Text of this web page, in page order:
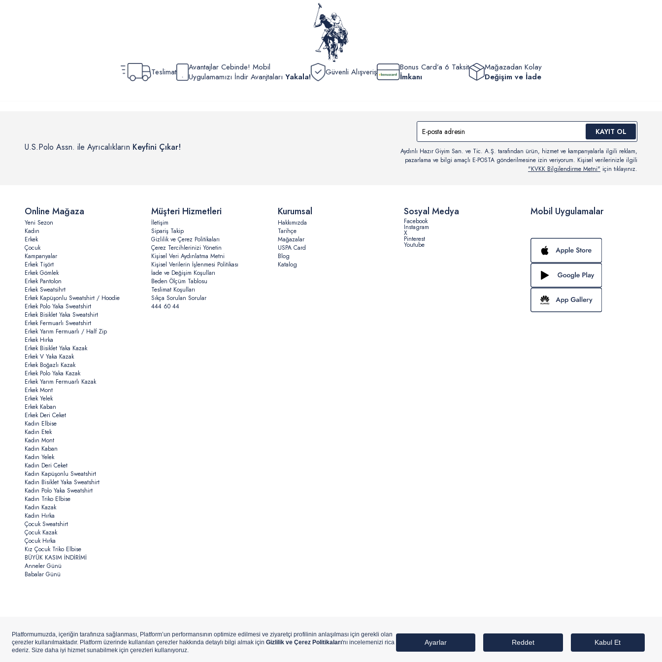
Teslimat
Avantajlar Cebinde! Mobil
Uygulamamızı İndir Avanjtaları Yakala! Güvenli Alışveriş
Bonus Card’a 6 Taksit
İmkanı
Mağazadan Kolay
Değişim ve İade
U.S.Polo Assn. ile Ayrıcalıkların Keyfini Çıkar!
KAYIT OL
Aydınlı Hazır Giyim San. ve Tic. A.Ş. tarafından ürün, hizmet ve kampanyalarla ilgili reklam,
pazarlama ve bilgi amaçlı E-POSTA gönderilmesine izin veriyorum. Kişisel verilerinizle ilgili
"KVKK Bilgilendirme Metni" için tıklayınız.
Mobil Uygulamalar
Online Mağaza
Yeni Sezon
Kadın
Erkek
Çocuk
Kampanyalar
Erkek Tişört
Erkek Gömlek
Erkek Pantolon
Erkek Sweatsihrt
Erkek Kapüşonlu Sweatshirt / Hoodie
Erkek Polo Yaka Sweatshirt
Erkek Bisiklet Yaka Sweatshirt
Erkek Fermuarlı Sweatshirt
Erkek Yarım Fermuarlı / Half Zip
Erkek Hırka
Erkek Bisiklet Yaka Kazak
Erkek V Yaka Kazak
Erkek Boğazlı Kazak
Erkek Polo Yaka Kazak
Erkek Yarım Fermuarlı Kazak
Erkek Mont
Erkek Yelek
Erkek Kaban
Erkek Deri Ceket
Kadın Elbise
Kadın Etek
Kadın Mont
Kadın Kaban
Kadın Yelek
Kadın Deri Ceket
Kadın Kapüşonlu Sweatshirt
Kadın Bisiklet Yaka Sweatshirt
Kadın Polo Yaka Sweatshirt
Kadın Triko Elbise
Kadın Kazak
Kadın Hırka
Çocuk Sweatshirt
Çocuk Kazak
Çocuk Hırka
Kız Çocuk Triko Elbise
BÜYÜK KASIM İNDİRİMİ
Anneler Günü
Babalar Günü
Müşteri Hizmetleri
İletişim
Sipariş Takip
Gizlilik ve Çerez Politikaları
Çerez Tercihlerinizi Yönetin
Kişisel Veri Aydınlatma Metni
Kişisel Verilerin İşlenmesi Politikası
İade ve Değişim Koşulları
Beden Ölçüm Tablosu
Teslimat Koşulları
Sıkça Sorulan Sorular
444 60 44
Kurumsal
Hakkımızda
Tarihçe
Mağazalar
USPA Card
Blog
Katalog
Sosyal Medya
Facebook
Instagram
X
Pinterest
Youtube
Copyright ©U.S.Polo Assn.Aydınlı Hazır Giyim A.Ş. iştirakidir.ETBİS’eKayıtlıdır.